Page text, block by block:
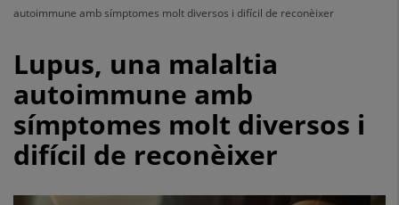
autoimmune amb símptomes molt diversos i difícil de reconèixer
Lupus,
una
malaltia
autoimmune
amb
Lupus, una malaltia
autoimmune amb
símptomes molt diversos i
difícil de reconèixer